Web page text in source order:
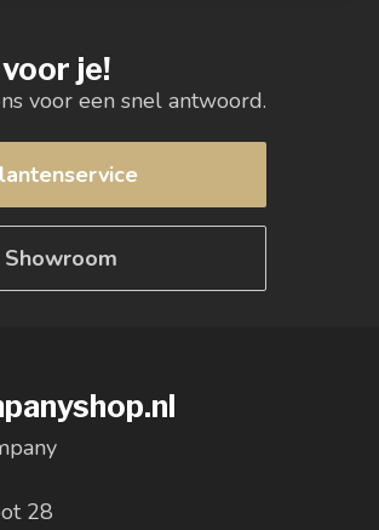
je!
voor een snel antwoord.
Showroom
28